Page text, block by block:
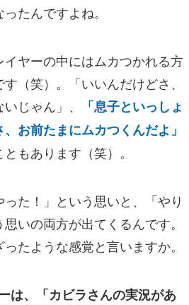
たんですよね。
ヤーの中にはムカつかれる方
（笑）。「いいんだけどさ、
じゃん」、
「息子といっしょ
お前たまにムカつくんだよ」
もあります（笑）。
た！」という思いと、「やり
いの両方が出てくるんです。
たような感覚と言いますか。
は、「カビラさんの実況があ